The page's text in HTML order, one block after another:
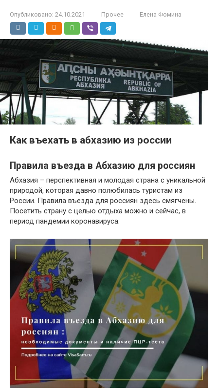
Опубликовано: 24.10.2021 Прочее Елена Фомина
Как въехать в абхазию из россии
Правила въезда в Абхазию для россиян
Абхазия – перспективная и молодая страна с уникальной
природой, которая давно полюбилась туристам из
России. Правила въезда для россиян здесь смягчены.
Посетить страну с целью отдыха можно и сейчас, в
период пандемии коронавируса.